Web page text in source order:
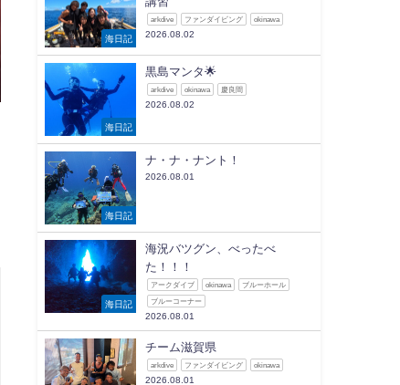
海日記
arkdive ファンダイビング okinawa
2026.08.02
海日記
黒島マンタ🌟
arkdive okinawa 慶良間
2026.08.02
海日記
ナ・ナ・ナント！
2026.08.01
海日記
海況バツグン、べったべ
た！！！
アークダイブ okinawa ブルーホール
ブルーコーナー
2026.08.01
チーム滋賀県
arkdive ファンダイビング okinawa
2026.08.01